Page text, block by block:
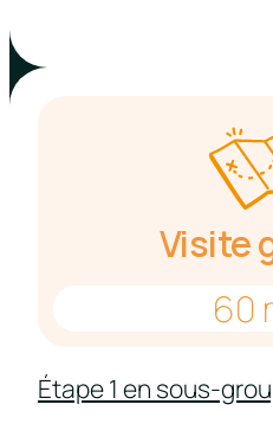
Visite
60
Étape 1 en sous-